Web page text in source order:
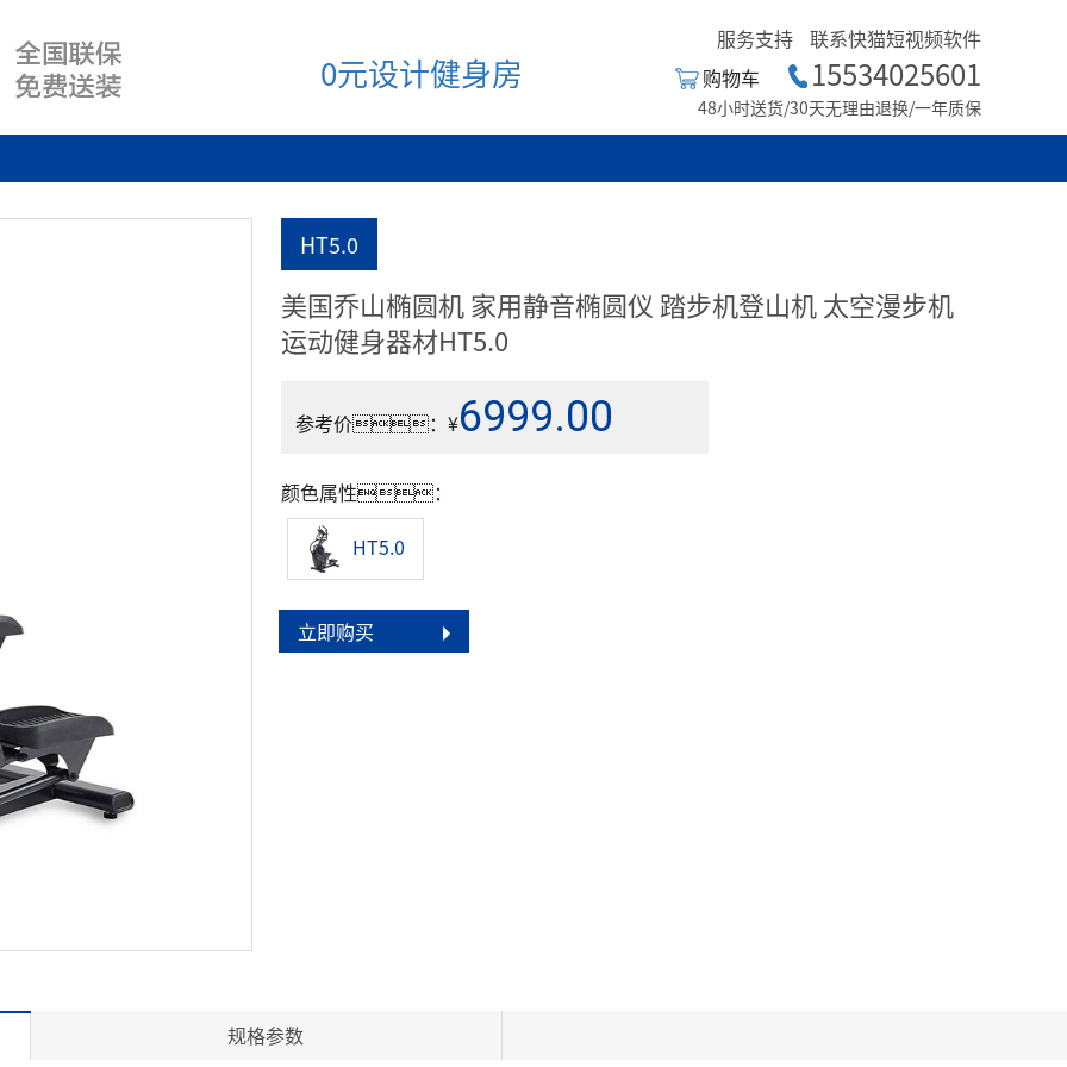
0元设计健身房
服务支持 联系快猫短视频软件
购物车
15534025601
48小时送货/30天无理由退换/一年质保
HT5.0
美国乔山椭圆机 家用静音椭圆仪 踏步机登山机 太空漫步机
运动健身器材HT5.0
参考价：¥6999.00
颜色属性：
HT5.0
立即购买
规格参数